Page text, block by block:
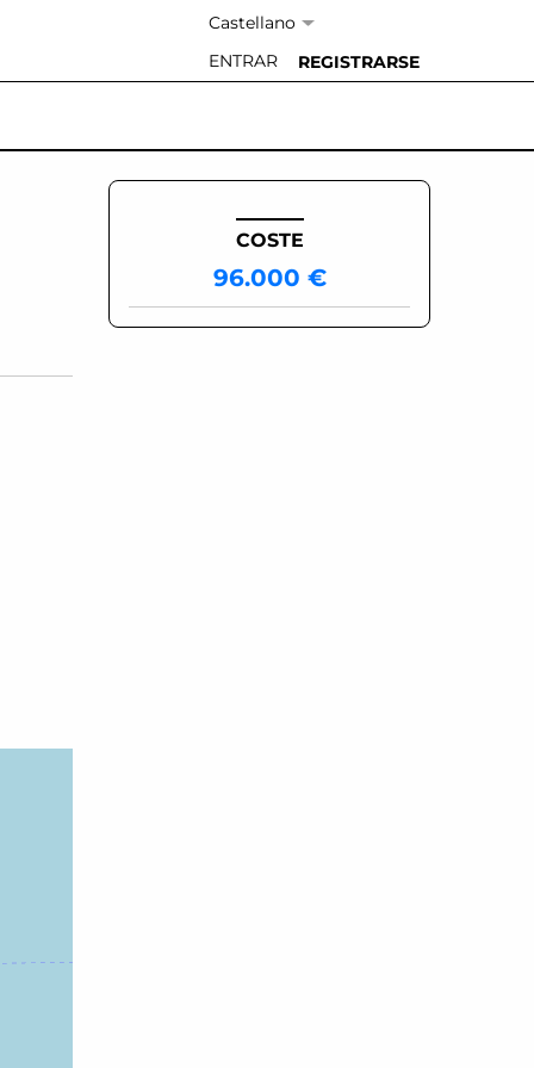
Idioma:
ENTRAR REGISTRARSE
COSTE
96.000 €